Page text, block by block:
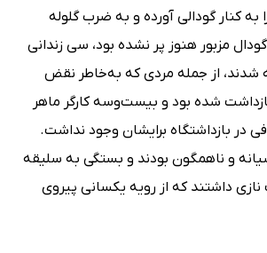
به کنار گودالی آورده و به ضرب گلوله
مزبور هنوز پر نشده بود، سی زندانی
‌شدند، از جمله مردی که به‌خاطر نقض
شده بود و بیست‌و‌سه کارگر ماهر
در بازداشتگاه برایشان وجود نداشت.
و ناهمگون بودند و بستگی به سلیقه
داشتند که از رویه یکسانی پیروی